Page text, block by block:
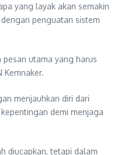
yang layak akan semakin
penguatan sistem
utama yang harus
Kemnaker.
menjauhkan diri dari
demi menjaga
diucapkan, tetapi dalam